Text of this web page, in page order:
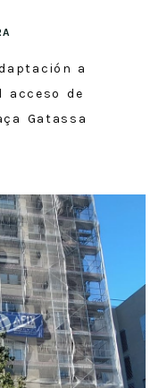
a
acceso de
Gatassa